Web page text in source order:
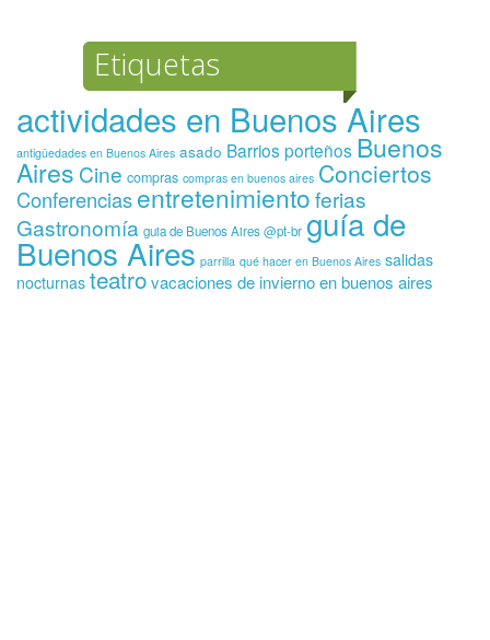
Etiquetas
actividades en Buenos Aires
antigüedades en Buenos Aires asado Barrios porteños Buenos
Aires Cine compras compras en buenos aires Conciertos
Conferenciasentretenimientoferias
Gastronomía guia de Buenos Aires @pt-br guía de
Buenos Aires parrilla qué hacer en Buenos Aires salidas
nocturnas teatrovacaciones de invierno en buenos aires